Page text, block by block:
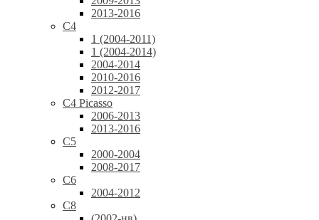
2013-2016
C4
1 (2004-2011)
1 (2004-2014)
2004-2014
2010-2016
2012-2017
C4 Picasso
2006-2013
2013-2016
C5
2000-2004
2008-2017
C6
2004-2012
C8